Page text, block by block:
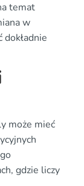
temat
w
może mieć
gdzie liczy